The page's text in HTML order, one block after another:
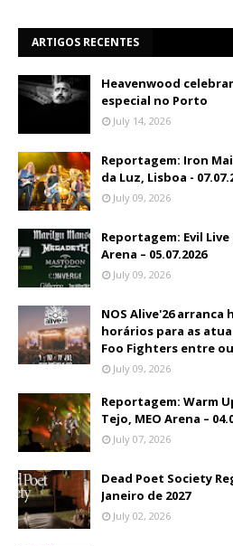
ARTIGOS RECENTES
Heavenwood
especial no Porto
July 14, 2026
Reportagem: Iron
da Luz, Lisboa -
July 09, 2026
Reportagem: Evil Live
Arena – 05.07.2026
July 09, 2026
NOS Alive'26 arranca
horários para as
Foo Fighters entre
July 09, 2026
Reportagem: Warm
Tejo, MEO Arena –
July 07, 2026
Dead Poet Society
Janeiro de 2027
July 02, 2026